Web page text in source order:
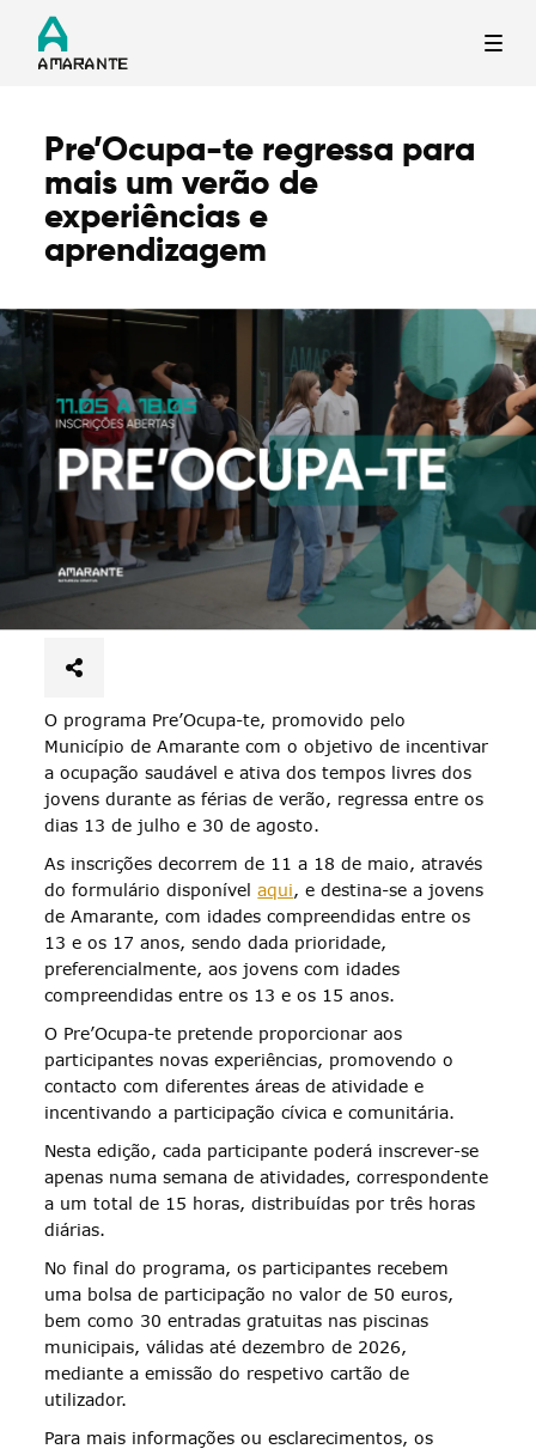
Termo de Pesquisa
Categorias gerais
Filtros
Pre’Ocupa-te regressa para
mais um verão de
experiências e
aprendizagem
O programa Pre’Ocupa-te, promovido pelo
Município de Amarante com o objetivo de incentivar
a ocupação saudável e ativa dos tempos livres dos
jovens durante as férias de verão, regressa entre os
dias 13 de julho e 30 de agosto.
As inscrições decorrem de 11 a 18 de maio, através
do formulário disponívelaqui, e destina-se a jovens
de Amarante, com idades compreendidas entre os
13 e os 17 anos, sendo dada prioridade,
preferencialmente, aos jovens com idades
compreendidas entre os 13 e os 15 anos.
O Pre’Ocupa-te pretende proporcionar aos
participantes novas experiências, promovendo o
contacto com diferentes áreas de atividade e
incentivando a participação cívica e comunitária.
Nesta edição, cada participante poderá inscrever-se
apenas numa semana de atividades, correspondente
a um total de 15 horas, distribuídas por três horas
diárias.
No final do programa, os participantes recebem
uma bolsa de participação no valor de 50 euros,
bem como 30 entradas gratuitas nas piscinas
municipais, válidas até dezembro de 2026,
mediante a emissão do respetivo cartão de
utilizador.
Para mais informações ou esclarecimentos, os